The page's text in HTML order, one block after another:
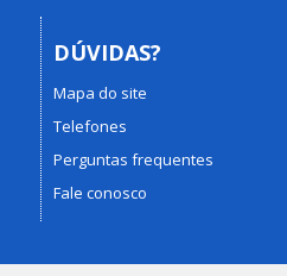
DÚVIDAS?
Mapa do site
Telefones
Perguntas frequentes
Fale conosco